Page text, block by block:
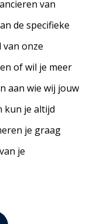
van
de specifieke
onze
of wil je meer
aan wie wij jouw
kun je altijd
je graag
je